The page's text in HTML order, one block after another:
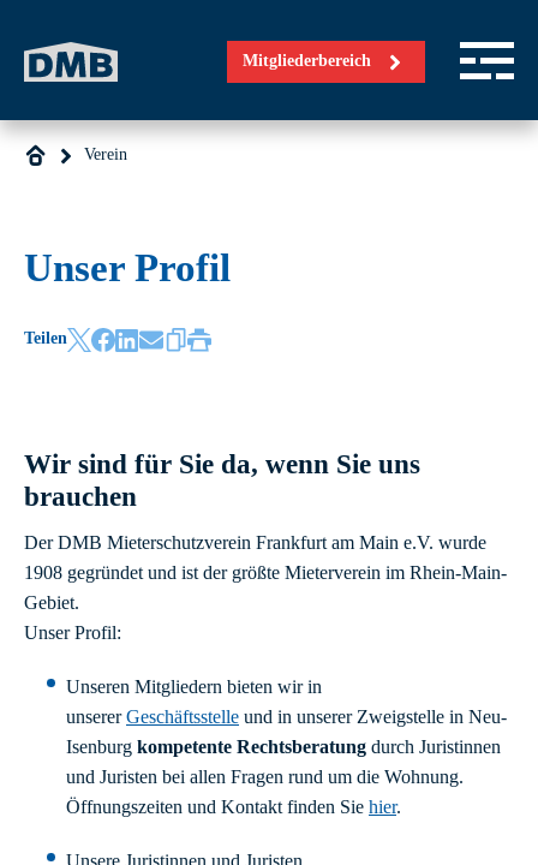
Mitgliederbereich
Verein
Unser Profil
Teilen
Wir sind für Sie da, wenn Sie uns
brauchen
Der DMB Mieterschutzverein Frankfurt am Main e.V. wurde
1908 gegründet und ist der größte Mieterverein im Rhein-Main-
Gebiet.
Unser Profil:
Unseren Mitgliedern bieten wir in
unsererGeschäftsstelle und in unserer Zweigstelle in Neu-
Isenburg kompetente Rechtsberatung durch Juristinnen
und Juristen bei allen Fragen rund um die Wohnung.
Öffnungszeiten und Kontakt finden Sie hier.
Unsere Juristinnen und Juristen